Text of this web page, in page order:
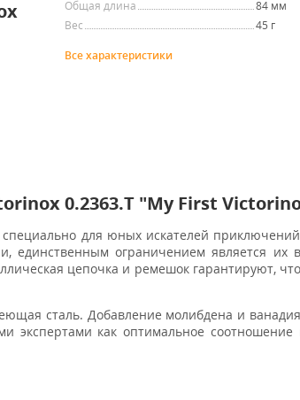
Общая длина
84 мм
Вес
45 г
Все характеристики
0.2363.T "My First
для юных искателей
единственным ограничением является их
цепочка и ремешок гарантируют,
сталь. Добавление молибдена и
экспертами как оптимальное соотношение